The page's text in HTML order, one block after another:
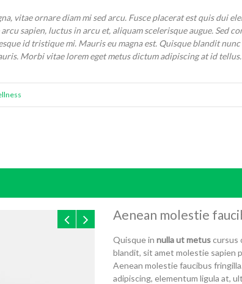
vitae ornare diam mi sed arcu. Fusce placerat est quis dui
sapien, luctus in arcu et, aliquam scelerisque augue. Sed
id tristique mi. Mauris eu magna est. Quisque blandit
Morbi vitae lorem eget metus dictum adipiscing at id tellus.
Aenean molestie
Quisque in nulla ut metuscursus
blandit, sit amet molestie sapien
Aenean molestie faucibus
adipiscing, elementum ligula at,